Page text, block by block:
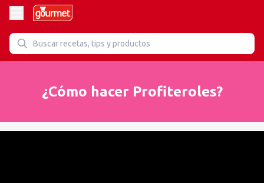
¿Cómo hacer Profiteroles?